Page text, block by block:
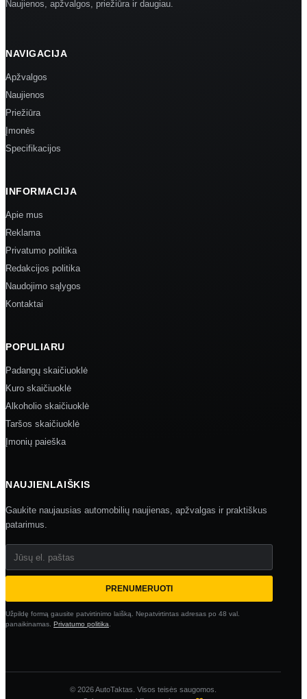
Naujienos, apžvalgos, priežiūra ir daugiau.
NAVIGACIJA
Apžvalgos
Naujienos
Priežiūra
Įmonės
Specifikacijos
INFORMACIJA
Apie mus
Reklama
Privatumo politika
Redakcijos politika
Naudojimo sąlygos
Kontaktai
POPULIARU
Padangų skaičiuoklė
Kuro skaičiuoklė
Alkoholio skaičiuoklė
Taršos skaičiuoklė
Įmonių paieška
NAUJIENLAIŠKIS
Gaukite naujausias automobilių naujienas, apžvalgas ir praktiškus
patarimus.
Jūsų el. paštas
PRENUMERUOTI
Užpildę formą gausite patvirtinimo laišką. Nepatvirtintas adresas po 48 val.
panaikinamas. Privatumo politika
© 2026 AutoTaktas. Visos teisės saugomos.